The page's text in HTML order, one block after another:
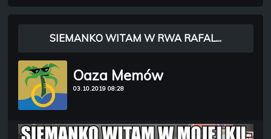
Oaza Memów
03.10.2019 08:28
SIEMANKO WITAM W RWA RAFAL...